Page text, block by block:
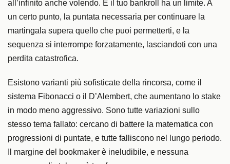
all’infinito anche volendo. E il tuo bankroll ha un limite. A
un certo punto, la puntata necessaria per continuare la
martingala supera quello che puoi permetterti, e la
sequenza si interrompe forzatamente, lasciandoti con una
perdita catastrofica.
Esistono varianti più sofisticate della rincorsa, come il
sistema Fibonacci o il D’Alembert, che aumentano lo stake
in modo meno aggressivo. Sono tutte variazioni sullo
stesso tema fallato: cercano di battere la matematica con
progressioni di puntate, e tutte falliscono nel lungo periodo.
Il margine del bookmaker è ineludibile, e nessuna